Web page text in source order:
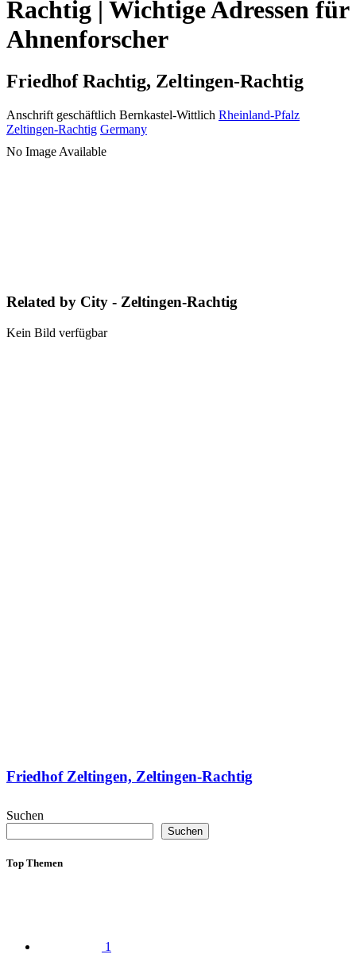
Rachtig | Wichtige Adressen für
Ahnenforscher
Friedhof Rachtig, Zeltingen-Rachtig
Anschrift geschäftlich Bernkastel-Wittlich Rheinland-Pfalz
Zeltingen-Rachtig Germany
No Image Available
Related by City - Zeltingen-Rachtig
Kein Bild verfügbar
Friedhof Zeltingen, Zeltingen-Rachtig
Suchen
Suchen
Top Themen
1